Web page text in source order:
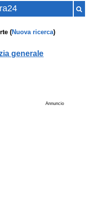
(Nuova ricerca)
generale
Annuncio